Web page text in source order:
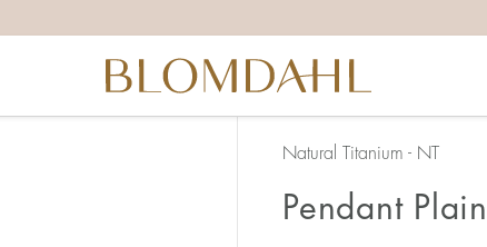
Natural Titanium - NT
Pendant